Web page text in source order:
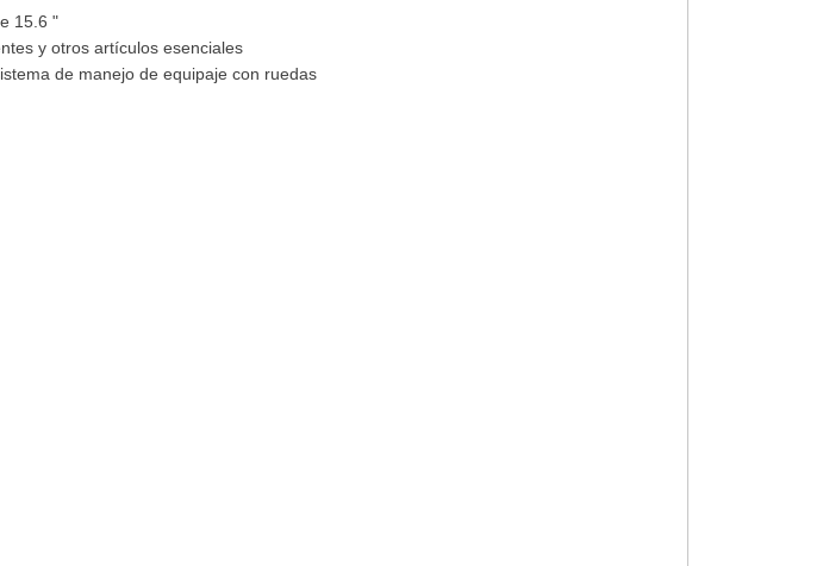
15.6 "
y otros artículos esenciales
de manejo de equipaje con ruedas